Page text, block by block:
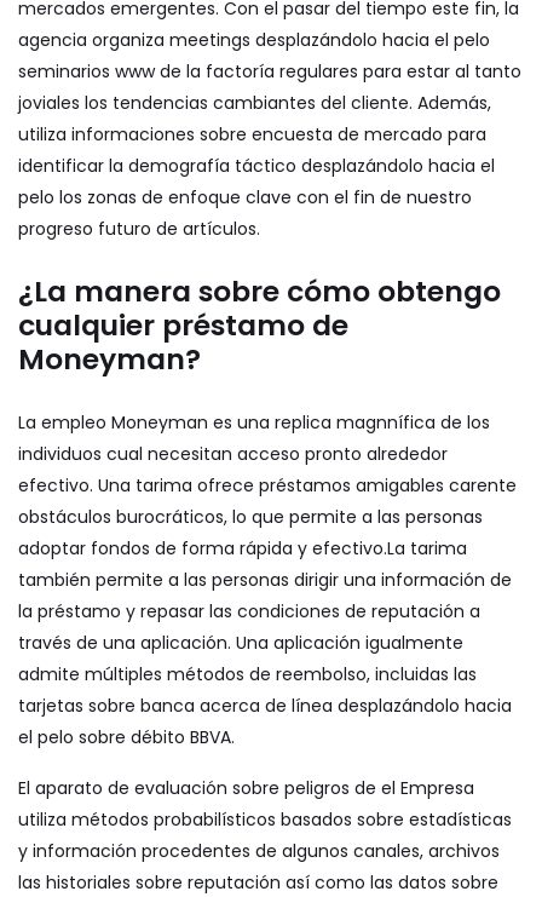
mercados emergentes. Con el pasar del tiempo este fin, la
agencia organiza meetings desplazándolo hacia el pelo
seminarios www de la factoría regulares para estar al tanto
joviales los tendencias cambiantes del cliente. Además,
utiliza informaciones sobre encuesta de mercado para
identificar la demografía táctico desplazándolo hacia el
pelo los zonas de enfoque clave con el fin de nuestro
progreso futuro de artículos.
¿La manera sobre cómo obtengo
cualquier préstamo de
Moneyman?
La empleo Moneyman es una replica magnnífica de los
individuos cual necesitan acceso pronto alrededor
efectivo. Una tarima ofrece préstamos amigables carente
obstáculos burocráticos, lo que permite a las personas
adoptar fondos de forma rápida y efectivo.La tarima
también permite a las personas dirigir una información de
la préstamo y repasar las condiciones de reputación a
través de una aplicación. Una aplicación igualmente
admite múltiples métodos de reembolso, incluidas las
tarjetas sobre banca acerca de línea desplazándolo hacia
el pelo sobre débito BBVA.
El aparato de evaluación sobre peligros de el Empresa
utiliza métodos probabilísticos basados sobre estadísticas
y información procedentes de algunos canales, archivos
las historiales sobre reputación así­ como las datos sobre